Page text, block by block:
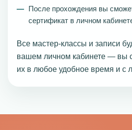
После прохождения вы
сертификат в личном
Все мастер-классы и записи
вашем личном кабинете — вы
их в любое удобное время и с